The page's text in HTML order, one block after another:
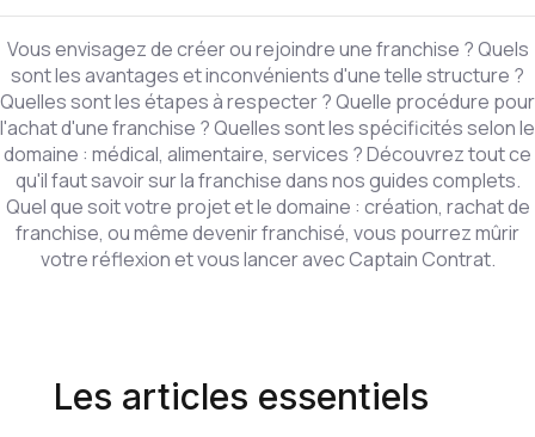
Vous envisagez de créer ou rejoindre une franchise ? Quels
sont les avantages et inconvénients d'une telle structure ?
Quelles sont les étapes à respecter ? Quelle procédure pour
l'achat d'une franchise ? Quelles sont les spécificités selon le
domaine : médical, alimentaire, services ? Découvrez tout ce
qu'il faut savoir sur la franchise dans nos guides complets.
Quel que soit votre projet et le domaine : création, rachat de
franchise, ou même devenir franchisé, vous pourrez mûrir
votre réflexion et vous lancer avec Captain Contrat.
Les articles essentiels